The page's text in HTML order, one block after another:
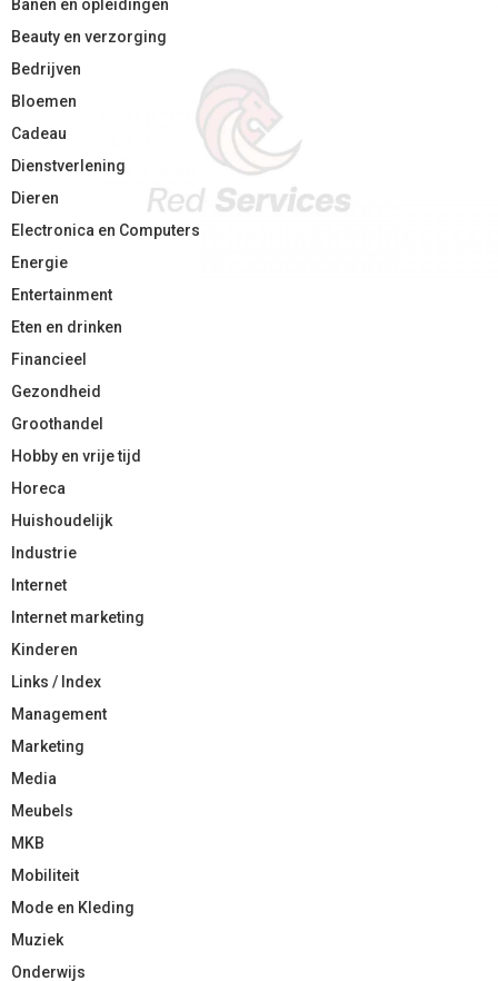
Banen en opleidingen
Beauty en verzorging
Bedrijven
Bloemen
Cadeau
Dienstverlening
Dieren
Electronica en Computers
Energie
Entertainment
Eten en drinken
Financieel
Gezondheid
Groothandel
Hobby en vrije tijd
Horeca
Huishoudelijk
Industrie
Internet
Internet marketing
Kinderen
Links / Index
Management
Marketing
Media
Meubels
MKB
Mobiliteit
Mode en Kleding
Muziek
Onderwijs